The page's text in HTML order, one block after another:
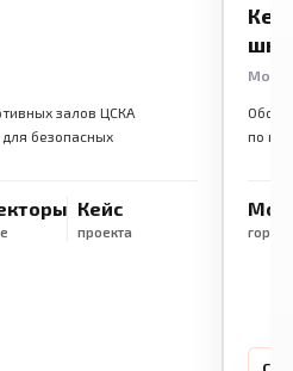
залов ЦСКА
безопасных
Кейс
проекта
по
город